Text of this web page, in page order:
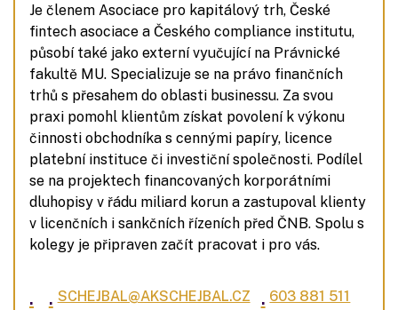
Je členem Asociace pro kapitálový trh, České
fintech asociace a Českého compliance institutu,
působí také jako externí vyučující na Právnické
fakultě MU. Specializuje se na právo finančních
trhů s přesahem do oblasti businessu. Za svou
praxi pomohl klientům získat povolení k výkonu
činnosti obchodníka s cennými papíry, licence
platební instituce či investiční společnosti. Podílel
se na projektech financovaných korporátními
dluhopisy v řádu miliard korun a zastupoval klienty
v licenčních i sankčních řízeních před ČNB. Spolu s
kolegy je připraven začít pracovat i pro vás.
. . SCHEJBAL@AKSCHEJBAL.CZ . 603 881 511